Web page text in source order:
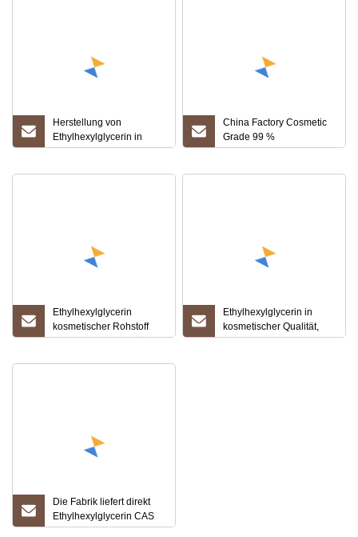
Herstellung von
Ethylhexylglycerin in
kosmetischer Qualität
China Factory Cosmetic
Grade 99 %
Ethylhexylglycerin CAS
Ethylhexylglycerin
kosmetischer Rohstoff
Ethylhexylglycerin für die
Ethylhexylglycerin in
kosmetischer Qualität,
CAS-Nr. 70445-33-9
Die Fabrik liefert direkt
Ethylhexylglycerin CAS
70445-33-9